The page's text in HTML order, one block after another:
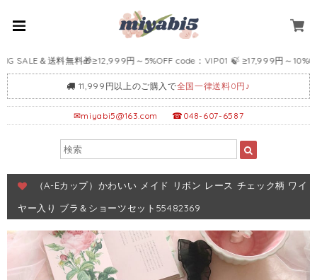
＆送料無料🎁≥12,999円～5%OFF code：VIP01 🍃 ≥17,999円～10%OFF
11,999円以上のご購入で全国一律送料0円♪
✉miyabi5@163.com ☎048-607-6587
（A-Eカップ）かわいい メイド リボン レース チェック柄 ワイ
ヤー入り ブラ＆ショーツセット55482369